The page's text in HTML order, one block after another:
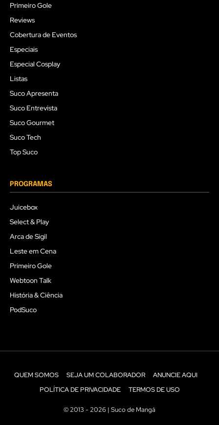
Primeiro Gole
Reviews
Cobertura de Eventos
Especiais
Especial Cosplay
Listas
Suco Apresenta
Suco Entrevista
Suco Gourmet
Suco Tech
Top Suco
PROGRAMAS
Juicebox
Select & Play
Arca de Sigil
Leste em Cena
Primeiro Gole
Webtoon Talk
História & Ciência
PodSuco
QUEM SOMOS SEJA UM COLABORADOR
ANUNCIE AQUI
POLÍTICA DE PRIVACIDADE
TERMOS DE USO
© 2013 - 2026 | Suco de Mangá